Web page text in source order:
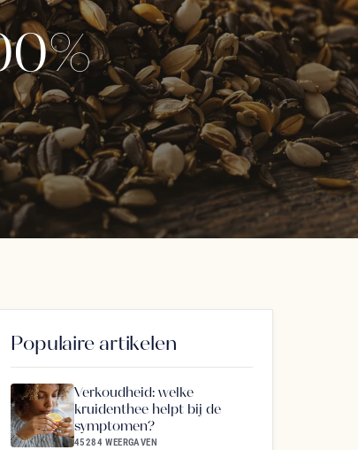
Populaire artikelen
Verkoudheid: welke
kruidenthee helpt bij de
symptomen?
45284 WEERGAVEN